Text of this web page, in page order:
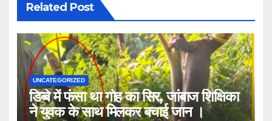
Related Post
UNCATEGORIZED
डिब्बे में फंसा था गोह का सिर, जांबाज शिक्षिका
ने युवक के साथ मिलकर बचाई जान ।